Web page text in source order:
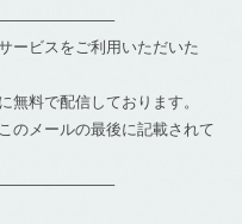
ービスをご利用いただいた
無料で配信しております。
のメールの最後に記載されて